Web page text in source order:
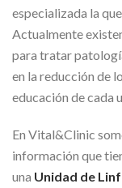
especializada la
Actualmente
para tratar
en la reducción de
educación de cada
En Vital&Clinic
información que
una Unidad de